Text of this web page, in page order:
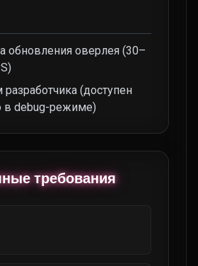
обновления оверлея (30–
(доступен
в debug-режиме)
требования